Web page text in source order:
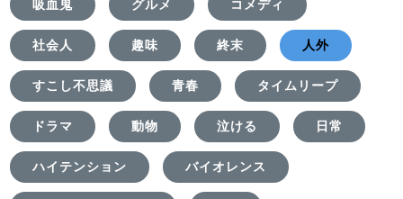
吸血鬼 グルメ コメディ
社会人 趣味 終末 人外
すこし不思議 青春 タイムリープ
ドラマ 動物 泣ける 日常
ハイテンション バイオレンス